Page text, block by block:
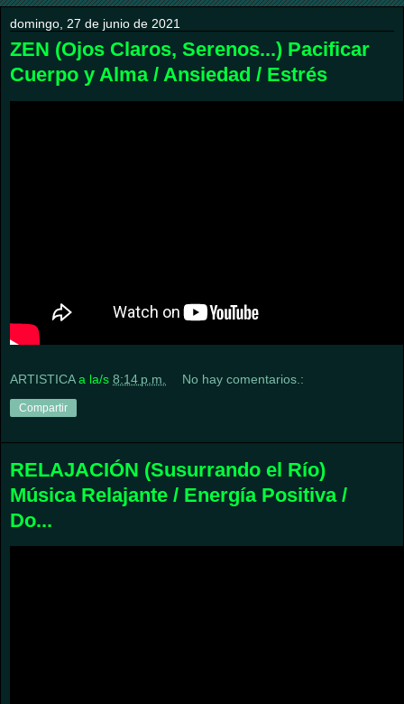
domingo, 27 de junio de 2021
ZEN (Ojos Claros, Serenos...) Pacificar
Cuerpo y Alma / Ansiedad / Estrés
ARTISTICA a la/s 8:14 p.m. No hay comentarios.:
Compartir
RELAJACIÓN (Susurrando el Río)
Música Relajante / Energía Positiva /
Do...